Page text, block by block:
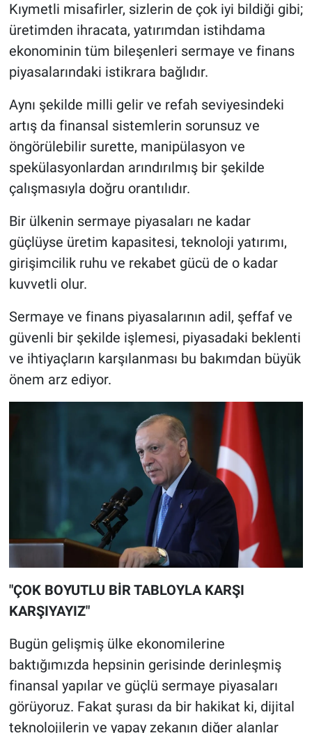
Kıymetli misafirler, sizlerin de çok iyi bildiği gibi;
üretimden ihracata, yatırımdan istihdama
ekonominin tüm bileşenleri sermaye ve finans
piyasalarındaki istikrara bağlıdır.
Aynı şekilde milli gelir ve refah seviyesindeki
artış da finansal sistemlerin sorunsuz ve
öngörülebilir surette, manipülasyon ve
spekülasyonlardan arındırılmış bir şekilde
çalışmasıyla doğru orantılıdır.
Bir ülkenin sermaye piyasaları ne kadar
güçlüyse üretim kapasitesi, teknoloji yatırımı,
girişimcilik ruhu ve rekabet gücü de o kadar
kuvvetli olur.
Sermaye ve finans piyasalarının adil, şeffaf ve
güvenli bir şekilde işlemesi, piyasadaki beklenti
ve ihtiyaçların karşılanması bu bakımdan büyük
önem arz ediyor.
"ÇOK BOYUTLU BİR TABLOYLA KARŞI
KARŞIYAYIZ"
Bugün gelişmiş ülke ekonomilerine
baktığımızda hepsinin gerisinde derinleşmiş
finansal yapılar ve güçlü sermaye piyasaları
görüyoruz. Fakat şurası da bir hakikat ki, dijital
teknolojilerin ve yapay zekanın diğer alanlar